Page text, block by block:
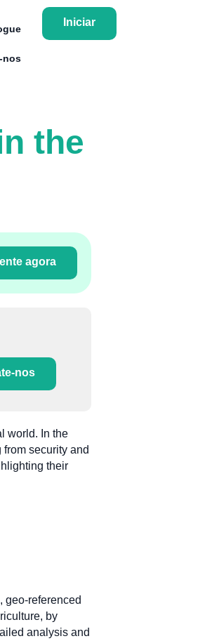
nos
Iniciar
the
agora
nos
world. In the
security and
their
geo-referenced
by
analysis and